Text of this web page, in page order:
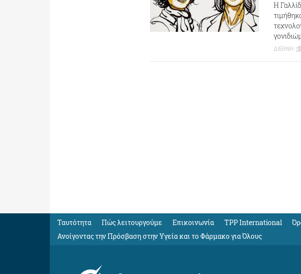
Η
ΔΙΕΘΝΗ
Ταυτότητα Πώς λειτουργούμε Eπικοινωνία TPP International
Ανοίγοντας την Πρόσβαση στην Υγεία και το Φάρμακο για Όλους